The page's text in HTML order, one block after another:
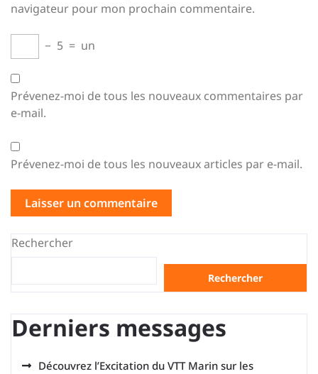
navigateur pour mon prochain commentaire.
− 5 = un
Prévenez-moi de tous les nouveaux commentaires par
e-mail.
Prévenez-moi de tous les nouveaux articles par e-mail.
Rechercher
Rechercher
Derniers messages
Découvrez l’Excitation du VTT Marin sur les